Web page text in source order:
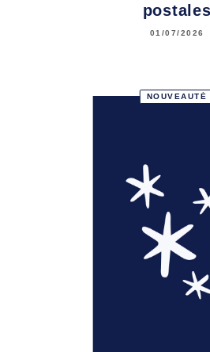
postales
01/07/2026
NOUVEAUTÉ